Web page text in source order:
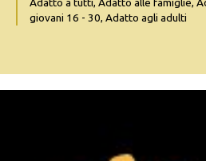
giovani 16 - 30, Adatto agli adulti